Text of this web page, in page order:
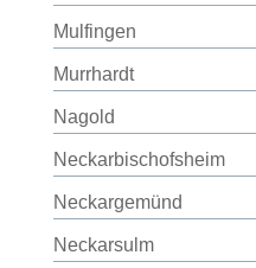
Mulfingen
Murrhardt
Nagold
Neckarbischofsheim
Neckargemünd
Neckarsulm